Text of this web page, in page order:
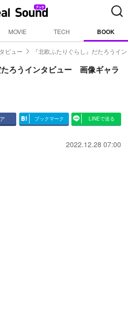
MOVIE TECH BOOK
ビュー 『北欧ふたりぐらし』だたろうイ
たろうインタビュー 画像ギャラ
ブックマーク LINEで送る
2022.12.28 07:00